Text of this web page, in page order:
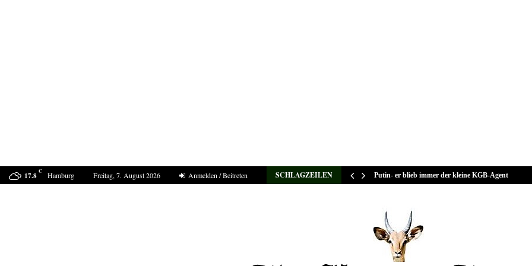
17.8 C Hamburg Freitag, 7. August 2026 Anmelden / Beitreten SCHLAGZEILEN
ProDogRomania e.V. weist die moralische Schuld dem… Putin- er blieb immer der kleine KGB-Agent